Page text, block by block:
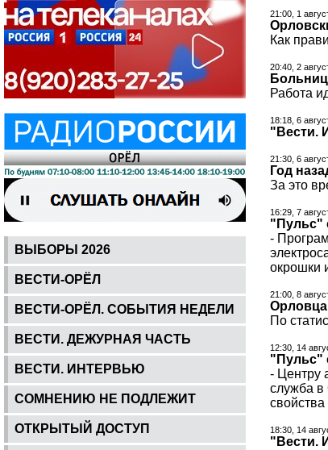
ВЫБОРЫ 2026
ВЕСТИ-ОРЁЛ
ВЕСТИ-ОРЁЛ. СОБЫТИЯ НЕДЕЛИ
ВЕСТИ. ДЕЖУРНАЯ ЧАСТЬ
ВЕСТИ. ИНТЕРВЬЮ
СОМНЕНИЮ НЕ ПОДЛЕЖИТ
ОТКРЫТЫЙ ДОСТУП
21:00, 1
Как
20:40, 2
Работа
18:18, 6
"Вести.
21:30, 6
Год
За это
16:29, 7
"Пульс"
-
окрошки
21:00, 8
По
12:30, 14
"Пульс"
- Центру
служба в
18:30, 14
"Вести.